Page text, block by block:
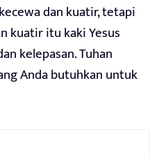
dan kuatir, tetapi
kuatir itu kaki Yesus
kelepasan. Tuhan
Anda butuhkan untuk